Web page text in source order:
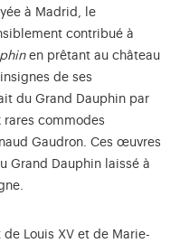
à Madrid, le
contribué à
en prêtant au château
de ses
du Grand Dauphin par
rares commodes
Gaudron. Ces œuvres
Grand Dauphin laissé à
Louis XV et de Marie-